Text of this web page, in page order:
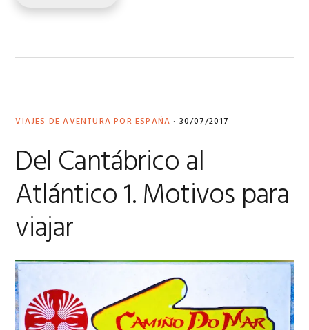
VIAJES DE AVENTURA POR ESPAÑA · 30/07/2017
Del Cantábrico al
Atlántico 1. Motivos para
viajar